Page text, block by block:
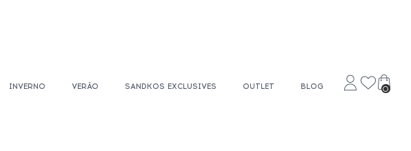
INVERNO VERÃO SANDKOS EXCLUSIVES OUTLET BLOG 0